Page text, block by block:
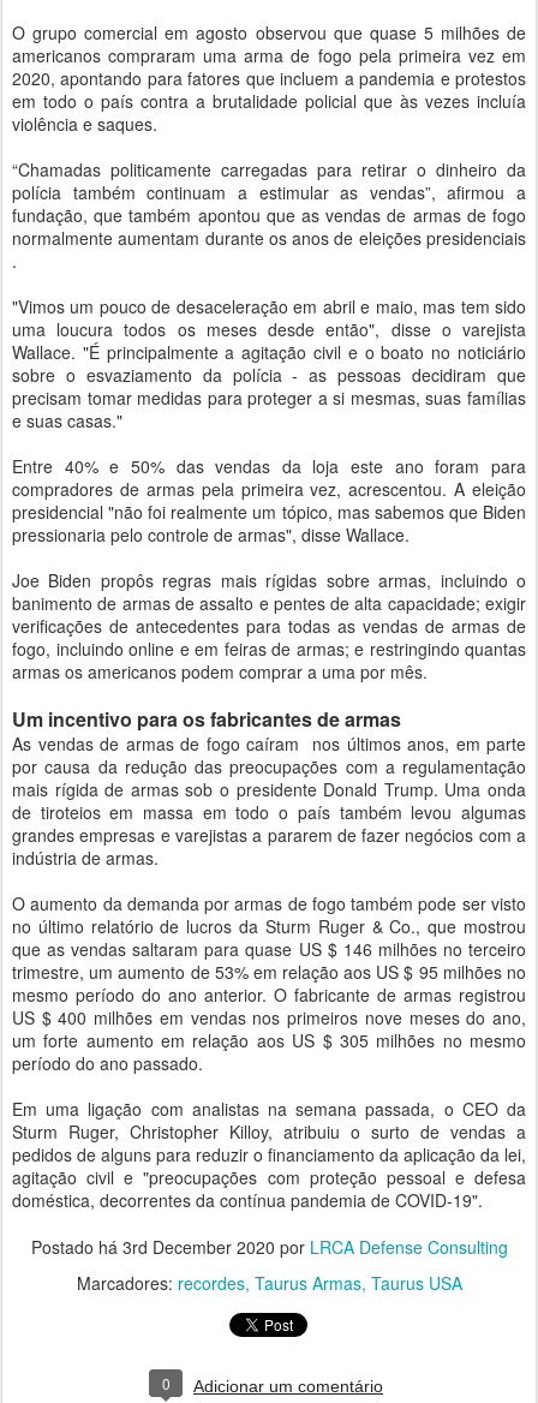
O grupo comercial em agosto observou que quase 5 milhões de
americanos compraram uma arma de fogo pela primeira vez em
2020, apontando para fatores que incluem a pandemia e protestos
em todo o país contra a brutalidade policial que às vezes incluía
violência e saques.
“Chamadas politicamente carregadas para retirar o dinheiro da
polícia também continuam a estimular as vendas”, afirmou a
fundação, que também apontou que as vendas de armas de fogo
normalmente aumentam durante os anos de eleições presidenciais
.
"Vimos um pouco de desaceleração em abril e maio, mas tem sido
uma loucura todos os meses desde então", disse o varejista
Wallace. "É principalmente a agitação civil e o boato no noticiário
sobre o esvaziamento da polícia - as pessoas decidiram que
precisam tomar medidas para proteger a si mesmas, suas famílias
e suas casas."
Entre 40% e 50% das vendas da loja este ano foram para
compradores de armas pela primeira vez, acrescentou. A eleição
presidencial "não foi realmente um tópico, mas sabemos que Biden
pressionaria pelo controle de armas", disse Wallace.
Joe Biden propôs regras mais rígidas sobre armas, incluindo o
banimento de armas de assalto e pentes de alta capacidade; exigir
verificações de antecedentes para todas as vendas de armas de
fogo, incluindo online e em feiras de armas; e restringindo quantas
armas os americanos podem comprar a uma por mês.
Um incentivo para os fabricantes de armas
As vendas de armas de fogo caíram nos últimos anos, em parte
por causa da redução das preocupações com a regulamentação
mais rígida de armas sob o presidente Donald Trump. Uma onda
de tiroteios em massa em todo o país também levou algumas
grandes empresas e varejistas a pararem de fazer negócios com a
indústria de armas.
O aumento da demanda por armas de fogo também pode ser visto
no último relatório de lucros da Sturm Ruger & Co., que mostrou
que as vendas saltaram para quase US $ 146 milhões no terceiro
trimestre, um aumento de 53% em relação aos US $ 95 milhões no
mesmo período do ano anterior. O fabricante de armas registrou
US $ 400 milhões em vendas nos primeiros nove meses do ano,
um forte aumento em relação aos US $ 305 milhões no mesmo
período do ano passado.
Em uma ligação com analistas na semana passada, o CEO da
Sturm Ruger, Christopher Killoy, atribuiu o surto de vendas a
pedidos de alguns para reduzir o financiamento da aplicação da lei,
agitação civil e "preocupações com proteção pessoal e defesa
doméstica, decorrentes da contínua pandemia de COVID-19".
Postado há 3rd December 2020 por LRCA Defense Consulting
Marcadores: recordes Taurus Armas Taurus USA
0 Adicionar um comentário